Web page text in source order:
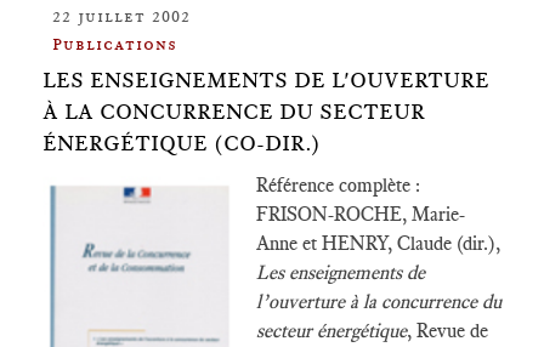
22 juillet 2002
Publications
LES ENSEIGNEMENTS DE L'OUVERTURE
À LA CONCURRENCE DU SECTEUR
ÉNERGÉTIQUE (CO-DIR.)
Référence complète :
FRISON-ROCHE, Marie-
Anne et HENRY, Claude (dir.),
Les enseignements de
l’ouverture à la concurrence du
secteur énergétique, Revue de